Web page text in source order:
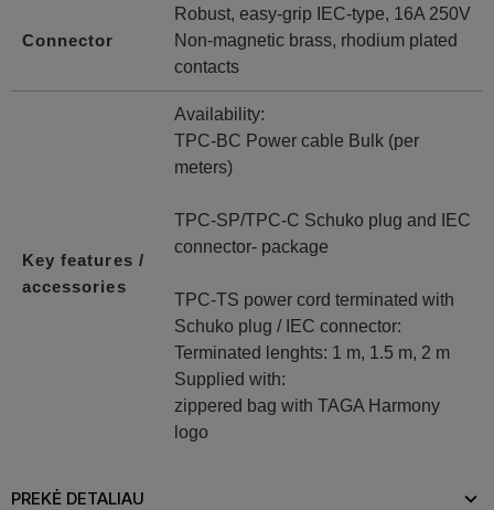
Connector
Robust, easy-grip IEC-type, 16A 250V
Non-magnetic brass, rhodium plated
contacts
Key features /
accessories
Availability:
TPC-BC Power cable Bulk (per
meters)
TPC-SP/TPC-C Schuko plug and IEC
connector- package
TPC-TS power cord terminated with
Schuko plug / IEC connector:
Terminated lenghts: 1 m, 1.5 m, 2 m
Supplied with:
zippered bag with TAGA Harmony
logo
PREKĖ DETALIAU